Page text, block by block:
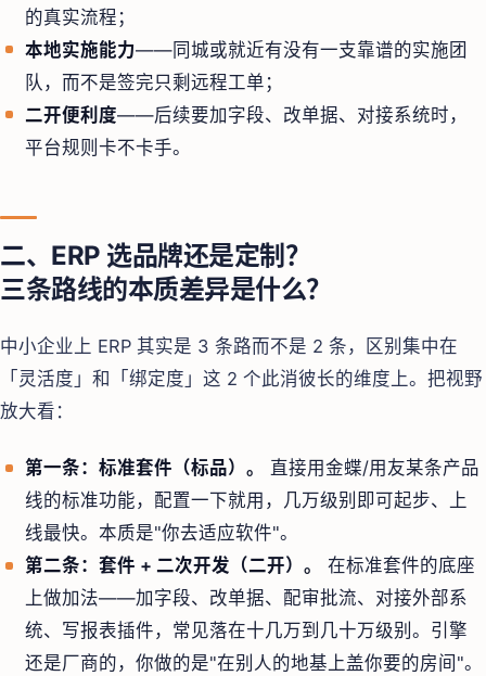
的真实流程；
本地实施能力——同城或就近有没有一支靠谱的实施团
队，而不是签完只剩远程工单；
二开便利度——后续要加字段、改单据、对接系统时，
平台规则卡不卡手。
二、ERP 选品牌还是定制？
三条路线的本质差异是什么？
中小企业上 ERP 其实是 3 条路而不是 2 条，区别集中在
「灵活度」和「绑定度」这 2 个此消彼长的维度上。把视野
放大看：
第一条：标准套件（标品）。
直接用金蝶/用友某条产品
线的标准功能，配置一下就用，几万级别即可起步、上
线最快。本质是"你去适应软件"。
第二条：套件 + 二次开发（二开）。
在标准套件的底座
上做加法——加字段、改单据、配审批流、对接外部系
统、写报表插件，常见落在十几万到几十万级别。引擎
还是厂商的，你做的是"在别人的地基上盖你要的房间"。